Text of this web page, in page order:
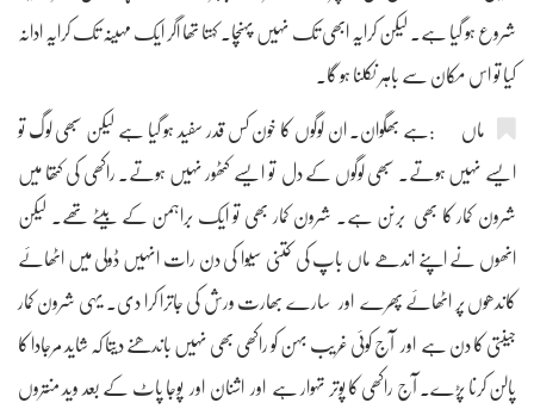
شروع ہو گیا ہے۔ لیکن کرایہ ابھی تک نہیں پہنچا۔ کہتا تھا اگر ایک مہینہ تک کرایہ ادانہ
کیا تو اس مکان سے باہر نکلنا ہو گا۔
ماں :ہے بھگوان۔ ان لوگوں کا خون کس قدر سفید ہو گیا ہے لیکن سبھی لوگ تو
ایسے نہیں ہوتے۔ سبھی لوگوں کے دل تو ایسے کٹھور نہیں ہوتے۔ راکھی کی کتھا میں
شرون کمار کا بھی برنن ہے۔ شرون کمار بھی تو ایک براہمن کے بیٹے تھے۔ لیکن
انھوں نے اپنے اندھے ماں باپ کی کتنی سیوا کی دن رات انہیں ڈولی میں اٹھائے
کاندھوں پر اٹھائے پھرے اور سارے بھارت ورش کی جاترا کرا دی۔ یہی شرون کمار
جینتی کا دن ہے اور آج کوئی غریب بہن کو راکھی بھی نہیں باندھنے دیتا کہ شاید مرجادا کا
پالن کرنا پڑے۔ آج راکھی کا پوتر تہوار ہے اور اشنان اور پوجا پاٹ کے بعد وید منتروں